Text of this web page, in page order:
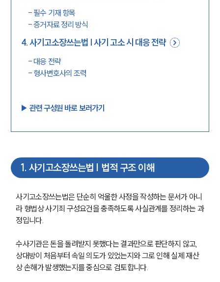
- 필수 기재 항목
-증거자료 정리 방식
4.사기고소장쓰는법 | 사기 고소 시 대응 전략
- 대응 전략
- 형사변호사의 조력
▶︎ 관련 구성원 바로 보러가기
1. 사기고소장쓰는법 | 법적 구조 이해
사기고소장쓰는법은 단순히 억울한 사정을 작성하는 문서가 아니
라 형법상 사기죄 구성요건을 충족하도록 사실관계를 정리하는 과
정입니다.
수사기관은 돈을 돌려받지 못했다는 결과만으로 판단하지 않고,
상대방이 처음부터 속일 의도가 있었는지와 그로 인해 실제 재산
상 손해가 발생했는지를 중심으로 검토합니다.